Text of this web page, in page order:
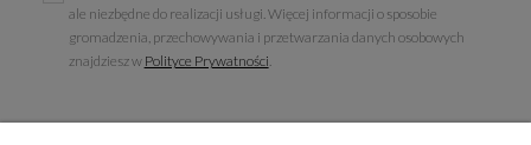
ale niezbędne do realizacji usługi. Więcej informacji o sposobie
gromadzenia, przechowywania i przetwarzania danych osobowych
znajdziesz w Polityce Prywatności